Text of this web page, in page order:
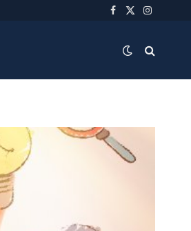
Facebook
X